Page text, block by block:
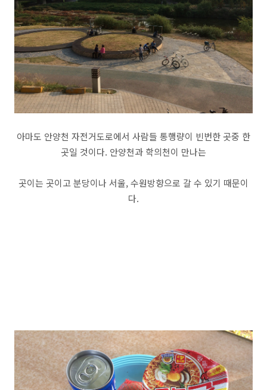
아마도 안양천 자전거도로에서 사람들 통행량이 빈번한 곳중 한
곳일 것이다. 안양천과 학의천이 만나는
곳이는 곳이고 분당이나 서울, 수원방향으로 갈 수 있기 때문이
다.